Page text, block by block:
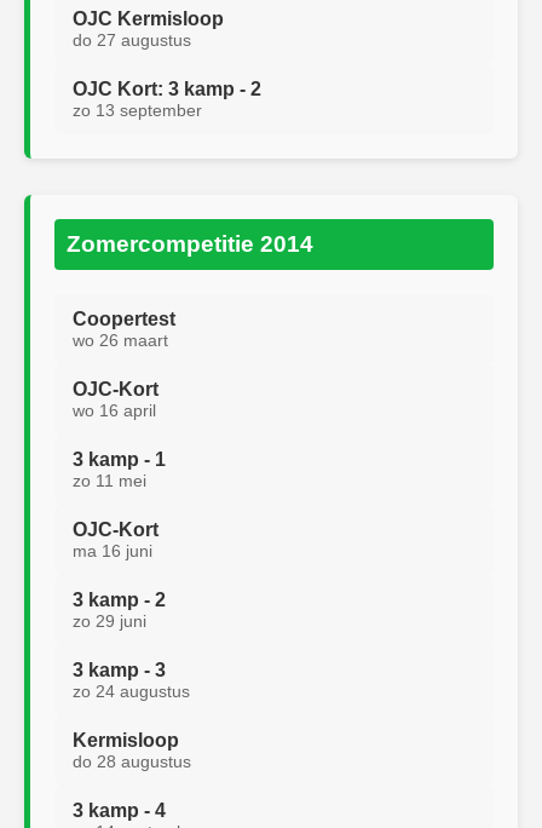
OJC Kermisloop
do 27 augustus
OJC Kort: 3 kamp - 2
zo 13 september
Zomercompetitie 2014
Coopertest
wo 26 maart
OJC-Kort
wo 16 april
3 kamp - 1
zo 11 mei
OJC-Kort
ma 16 juni
3 kamp - 2
zo 29 juni
3 kamp - 3
zo 24 augustus
Kermisloop
do 28 augustus
3 kamp - 4